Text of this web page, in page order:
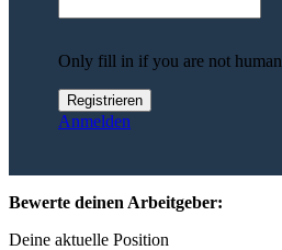
Only fill in if you are not human
Anmelden
Bewerte deinen Arbeitgeber:
Deine aktuelle Position